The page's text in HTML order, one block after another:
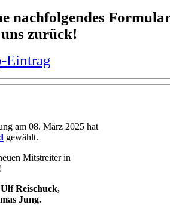
nachfolgendes
zurück!
Eintrag
am 08. März 2025 hat
gewählt.
Mitstreiter in
Reischuck,
Jung.